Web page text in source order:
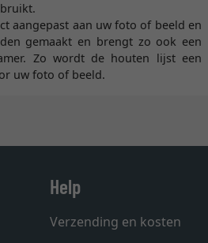
aangepast aan uw foto of beeld en
gemaakt en brengt zo ook een
Zo wordt de houten lijst een
uw foto of beeld.
Help
Verzending en kosten